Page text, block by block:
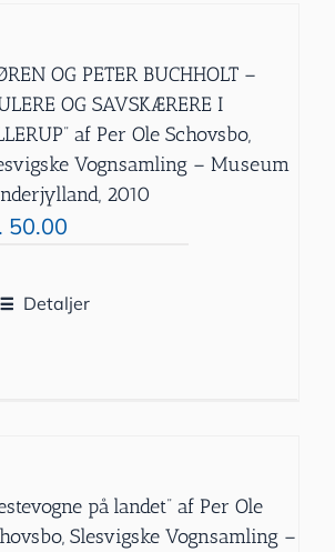
OG PETER BUCHHOLT –
OG SAVSKÆRERE I
af Per Ole Schovsbo,
Vognsamling – Museum
2010
50.00
Detaljer
på landet” af Per Ole
Slesvigske Vognsamling –